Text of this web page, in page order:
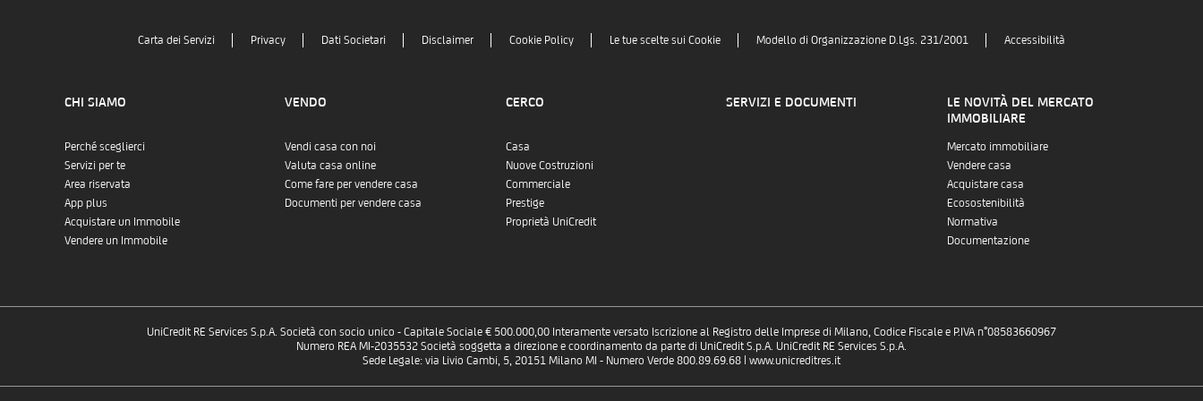
Carta dei Servizi Privacy Dati Societari Disclaimer Cookie Policy Le tue scelte sui Cookie Modello di Organizzazione D.Lgs. 231/2001 Accessibilità
CHI SIAMO
Perché sceglierci
Servizi per te
Area riservata
App plus
Acquistare un Immobile
Vendere un Immobile
VENDO
Vendi casa con noi
Valuta casa online
Come fare per vendere casa
Documenti per vendere casa
CERCO
Casa
Nuove Costruzioni
Commerciale
Prestige
Proprietà UniCredit
SERVIZI E DOCUMENTI
LE NOVITÀ DEL MERCATO
IMMOBILIARE
Mercato immobiliare
Vendere casa
Acquistare casa
Ecosostenibilità
Normativa
Documentazione
UniCredit RE Services S.p.A. Società con socio unico - Capitale Sociale € 500.000,00 Interamente versato Iscrizione al Registro delle Imprese di Milano, Codice Fiscale e P.IVA n°08583660967
Numero REA MI-2035532 Società soggetta a direzione e coordinamento da parte di UniCredit S.p.A. UniCredit RE Services S.p.A.
Sede Legale: via Livio Cambi, 5, 20151 Milano MI - Numero Verde 800.89.69.68 | www.unicreditres.it